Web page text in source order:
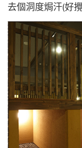
去個洞度焗汗(好